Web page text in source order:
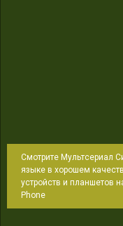
Смотрите Мультсериал
языке в хорошем
устройств и планшетов
Phone